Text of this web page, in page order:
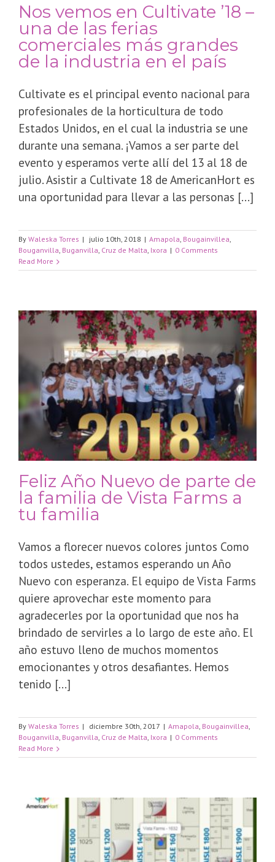
Nos vemos en Cultivate ’18 –
una de las ferias
comerciales más grandes
de la industria en el país
Cultivate es el principal evento nacional para
profesionales de la horticultura de todo
Estados Unidos, en el cual la industria se une
durante una semana. ¡Vamos a ser parte del
evento y esperamos verte allí del 13 al 18 de
julio. Asistir a Cultivate 18 de AmericanHort es
una oportunidad para llevar a las personas [...]
By Waleska Torres | julio 10th, 2018 | Amapola Bougainvillea
Bouganvilla Buganvilla Cruz de Malta Ixora | 0 Comments
Read More
Feliz Año Nuevo de parte de
la familia de Vista Farms a
tu familia
Vamos a florecer nuevos colores juntos Como
todos ustedes, estamos esperando un Año
Nuevo con esperanza. El equipo de Vista Farms
quiere aprovechar este momento para
agradecerles por la oportunidad que nos ha
brindado de servirles a lo largo de este año. El
año estuvo lleno de muchos momentos
emocionantes y otros desafiantes. Hemos
tenido [...]
By Waleska Torres | diciembre 30th, 2017 | Amapola Bougainvillea
Bouganvilla Buganvilla Cruz de Malta Ixora | 0 Comments
Read More